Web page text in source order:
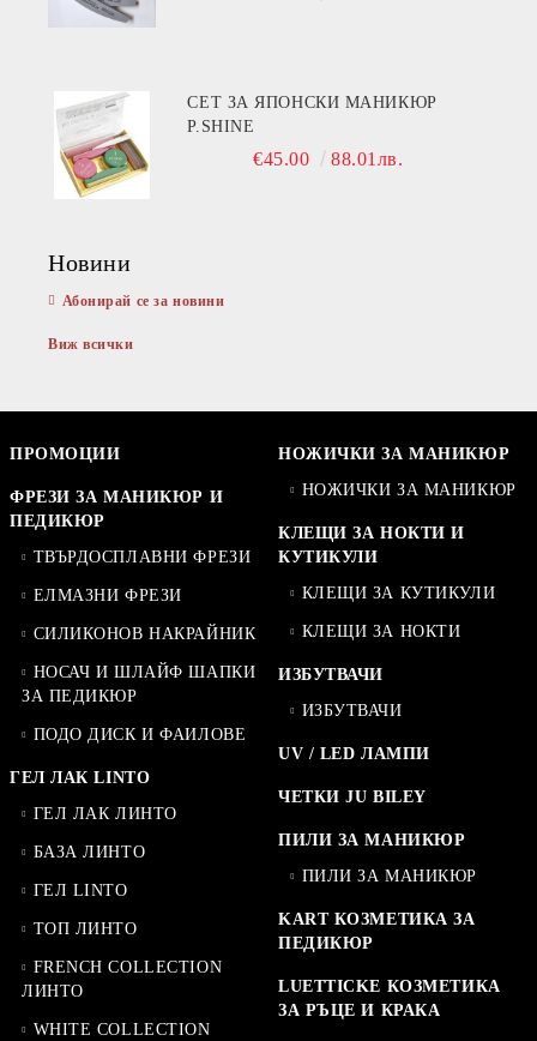
СЕТ ЗА ЯПОНСКИ МАНИКЮР
P.SHINE
€45.00 88.01лв.
Новини
Абонирай се за новини
Виж всички
ПРОМОЦИИ
ФРЕЗИ ЗА МАНИКЮР И
ПЕДИКЮР
ТВЪРДОСПЛАВНИ ФРЕЗИ
ЕЛМАЗНИ ФРЕЗИ
СИЛИКОНОВ НАКРАЙНИК
НОСАЧ И ШЛАЙФ ШАПКИ
ЗА ПЕДИКЮР
ПОДО ДИСК И ФАИЛОВЕ
ГЕЛ ЛАК LINTO
ГЕЛ ЛАК ЛИНТО
БАЗА ЛИНТО
ГЕЛ LINTO
ТОП ЛИНТО
FRENCH COLLECTION
ЛИНТО
WHITE COLLECTION
НОЖИЧКИ ЗА МАНИКЮР
НОЖИЧКИ ЗА МАНИКЮР
КЛЕЩИ ЗА НОКТИ И
КУТИКУЛИ
КЛЕЩИ ЗА КУТИКУЛИ
КЛЕЩИ ЗА НОКТИ
ИЗБУТВАЧИ
ИЗБУТВАЧИ
UV / LED ЛАМПИ
ЧЕТКИ JU BILEY
ПИЛИ ЗА МАНИКЮР
ПИЛИ ЗА МАНИКЮР
KART КОЗМЕТИКА ЗА
ПЕДИКЮР
LUETTICKE КОЗМЕТИКА
ЗА РЪЦЕ И КРАКА